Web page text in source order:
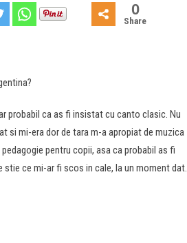
0
Share
probabil ca as fi insistat cu canto clasic. Nu
si mi-era dor de tara m-a apropiat de muzica
pentru copii, asa ca probabil as fi
ce mi-ar fi scos in cale, la un moment dat.